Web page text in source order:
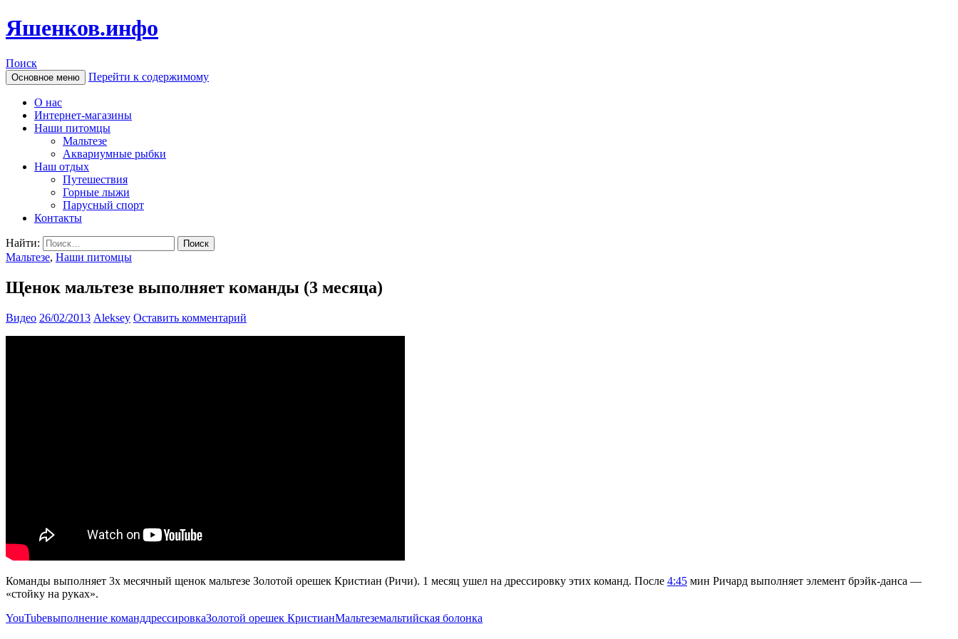
Яшенков.инфо
Поиск
Основное меню Перейти к содержимому
О нас
Интернет-магазины
Наши питомцы
Мальтезе
Аквариумные рыбки
Наш отдых
Путешествия
Горные лыжи
Парусный спорт
Контакты
Найти:
Мальтезе, Наши питомцы
Щенок мальтезе выполняет команды (3 месяца)
Видео 26/02/2013 Aleksey Оставить комментарий
Команды выполняет 3х месячный щенок мальтезе Золотой орешек Кристиан (Ричи). 1 месяц ушел на дрессировку этих команд. После 4:45 мин Ричард выполняет элемент брэйк-данса —
«стойку на руках».
YouTubeвыполнение команддрессировкаЗолотой орешек КристианМальтеземальтийская болонка